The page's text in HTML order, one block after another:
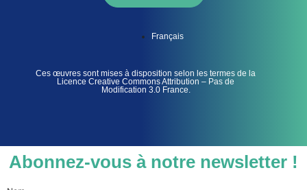
Français
Ces œuvres sont mises à disposition selon les termes de la
Licence Creative Commons Attribution – Pas de
Modification 3.0 France.
Abonnez-vous à notre newsletter !